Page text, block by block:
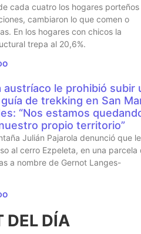
cada cuatro los hogares
cambiaron lo que comen o
En los hogares con chicos la
trepa al 20,6%.
austríaco le prohibió subir
de trekking en San
“Nos estamos
propio territorio”
Julián Pajarola denunció que le
al cerro Ezpeleta, en una parcela
a nombre de Gernot Langes-
DEL DÍA